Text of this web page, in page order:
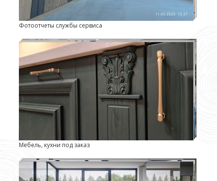
Фотоотчеты службы сервиса
Мебель, кухни под заказ